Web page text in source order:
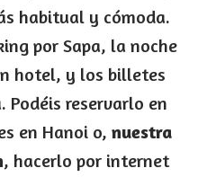
habitual y cómoda.
por Sapa, la noche
hotel, y los billetes
Podéis reservarlo en
en Hanoi o, nuestra
, hacerlo por internet